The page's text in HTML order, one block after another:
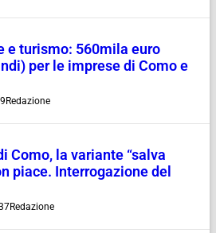
e turismo: 560mila euro
per le imprese di Como e
Redazione
Como, la variante “salva
piace. Interrogazione del
Redazione